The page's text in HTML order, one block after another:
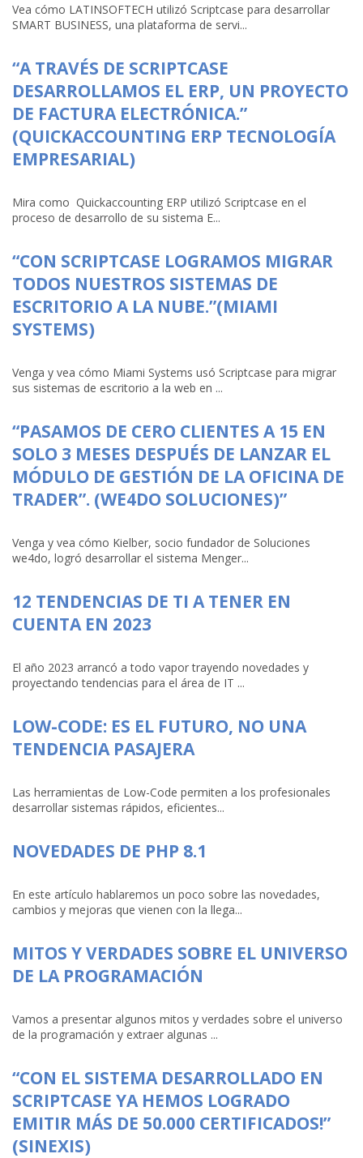
Vea cómo LATINSOFTECH utilizó Scriptcase para desarrollar
SMART BUSINESS, una plataforma de servi...
“A TRAVÉS DE SCRIPTCASE
DESARROLLAMOS EL ERP, UN PROYECTO
DE FACTURA ELECTRÓNICA.”
(QUICKACCOUNTING ERP TECNOLOGÍA
EMPRESARIAL)
Mira como Quickaccounting ERP utilizó Scriptcase en el
proceso de desarrollo de su sistema E...
“CON SCRIPTCASE LOGRAMOS MIGRAR
TODOS NUESTROS SISTEMAS DE
ESCRITORIO A LA NUBE.”(MIAMI
SYSTEMS)
Venga y vea cómo Miami Systems usó Scriptcase para migrar
sus sistemas de escritorio a la web en ...
“PASAMOS DE CERO CLIENTES A 15 EN
SOLO 3 MESES DESPUÉS DE LANZAR EL
MÓDULO DE GESTIÓN DE LA OFICINA DE
TRADER”. (WE4DO SOLUCIONES)”
Venga y vea cómo Kielber, socio fundador de Soluciones
we4do, logró desarrollar el sistema Menger...
12 TENDENCIAS DE TI A TENER EN
CUENTA EN 2023
El año 2023 arrancó a todo vapor trayendo novedades y
proyectando tendencias para el área de IT ...
LOW-CODE: ES EL FUTURO, NO UNA
TENDENCIA PASAJERA
Las herramientas de Low-Code permiten a los profesionales
desarrollar sistemas rápidos, eficientes...
NOVEDADES DE PHP 8.1
En este artículo hablaremos un poco sobre las novedades,
cambios y mejoras que vienen con la llega...
MITOS Y VERDADES SOBRE EL UNIVERSO
DE LA PROGRAMACIÓN
Vamos a presentar algunos mitos y verdades sobre el universo
de la programación y extraer algunas ...
“CON EL SISTEMA DESARROLLADO EN
SCRIPTCASE YA HEMOS LOGRADO
EMITIR MÁS DE 50.000 CERTIFICADOS!”
(SINEXIS)